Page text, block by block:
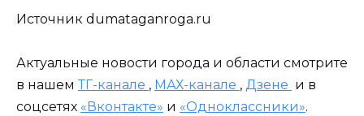
Источник dumataganroga.ru
Актуальные новости города и области смотрите
в нашем ТГ-канале , МАХ-канале , Дзене и в
соцсетях «Вконтакте» и «Одноклассники».